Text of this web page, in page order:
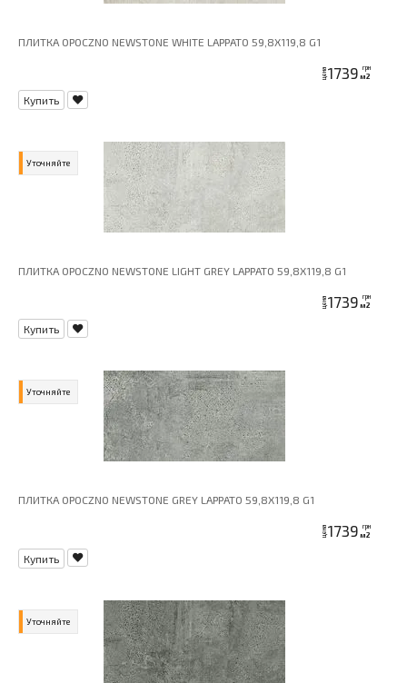
ПЛИТКА OPOCZNO NEWSTONE WHITE LAPPATO 59,8X119,8 G1
цена1739 грн
м2
Купить
Уточняйте
ПЛИТКА OPOCZNO NEWSTONE LIGHT GREY LAPPATO 59,8X119,8 G1
цена1739 грн
м2
Купить
Уточняйте
ПЛИТКА OPOCZNO NEWSTONE GREY LAPPATO 59,8X119,8 G1
цена1739 грн
м2
Купить
Уточняйте